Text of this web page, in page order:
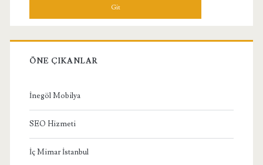
ÖNE ÇIKANLAR
İnegöl Mobilya
SEO Hizmeti
İç Mimar İstanbul